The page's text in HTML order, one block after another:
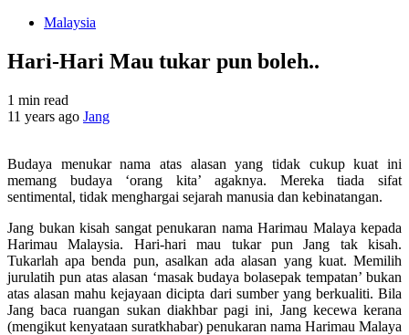
Malaysia
Hari-Hari Mau tukar pun boleh..
1 min read
11 years ago Jang
Budaya menukar nama atas alasan yang tidak cukup kuat ini
memang budaya ‘orang kita’ agaknya. Mereka tiada sifat
sentimental, tidak menghargai sejarah manusia dan kebinatangan.
Jang bukan kisah sangat penukaran nama Harimau Malaya kepada
Harimau Malaysia. Hari-hari mau tukar pun Jang tak kisah.
Tukarlah apa benda pun, asalkan ada alasan yang kuat. Memilih
jurulatih pun atas alasan ‘masak budaya bolasepak tempatan’ bukan
atas alasan mahu kejayaan dicipta dari sumber yang berkualiti. Bila
Jang baca ruangan sukan diakhbar pagi ini, Jang kecewa kerana
(mengikut kenyataan suratkhabar) penukaran nama Harimau Malaya